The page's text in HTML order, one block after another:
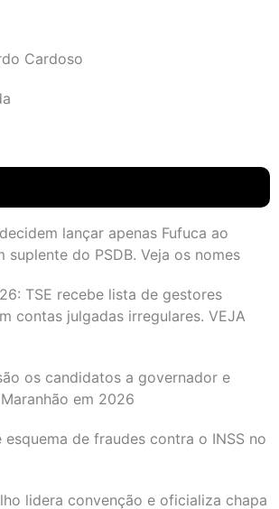
Cardoso
lançar apenas Fufuca ao
suplente do PSDB. Veja os nomes
TSE recebe lista de gestores
contas julgadas irregulares. VEJA
os candidatos a governador e
em 2026
esquema de fraudes contra o INSS no
lidera convenção e oficializa chapa